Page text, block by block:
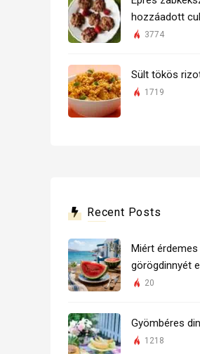
hozzáadott
3774
Sült tökös
1719
Recent Posts
Miért érdemes
görögdinnyét
20
Gyömbéres
1218